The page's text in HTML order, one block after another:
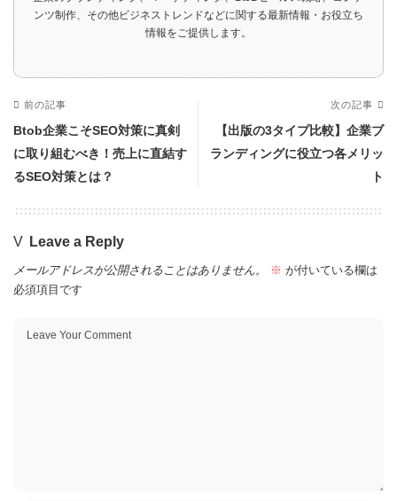
ンツ制作、その他ビジネストレンドなどに関する最新情報・お役立ち
情報をご提供します。
前の記事
Btob企業こそSEO対策に真剣
に取り組むべき！売上に直結す
るSEO対策とは？
次の記事
【出版の3タイプ比較】企業ブ
ランディングに役立つ各メリッ
ト
Leave a Reply
メールアドレスが公開されることはありません。 ※ が付いている欄は
必須項目です